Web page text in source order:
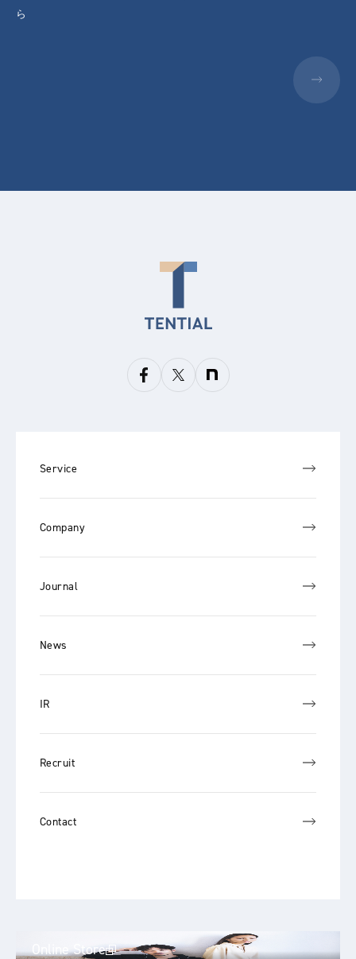
ら
Service
Company
Journal
News
IR
Recruit
Contact
Online Store